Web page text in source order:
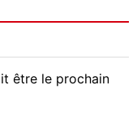
être le prochain